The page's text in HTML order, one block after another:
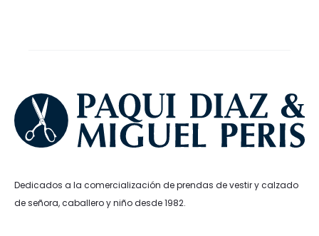
Dedicados a la comercialización de prendas de vestir y calzado
de señora, caballero y niño desde 1982.